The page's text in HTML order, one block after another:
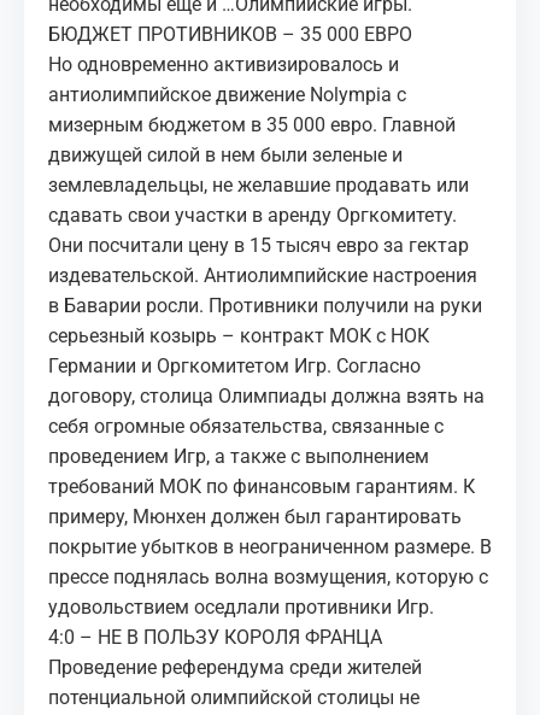
БЮДЖЕТ ПРОТИВНИКОВ – 35 000 ЕВРО
Но одновременно активизировалось и
антиолимпийское движение Nolympia с
мизерным бюджетом в 35 000 евро. Главной
движущей силой в нем были зеленые и
землевладельцы, не желавшие продавать или
сдавать свои участки в аренду Оргкомитету.
Они посчитали цену в 15 тысяч евро за гектар
издевательской. Антиолимпийские настроения
в Баварии росли. Противники получили на руки
серьезный козырь – контракт МОК с НОК
Германии и Оргкомитетом Игр. Согласно
договору, столица Олимпиады должна взять на
себя огромные обязательства, связанные с
проведением Игр, а также с выполнением
требований МОК по финансовым гарантиям. К
примеру, Мюнхен должен был гарантировать
покрытие убытков в неограниченном размере. В
прессе поднялась волна возмущения, которую с
удовольствием оседлали противники Игр.
4:0 – НЕ В ПОЛЬЗУ КОРОЛЯ ФРАНЦА
Проведение референдума среди жителей
потенциальной олимпийской столицы не